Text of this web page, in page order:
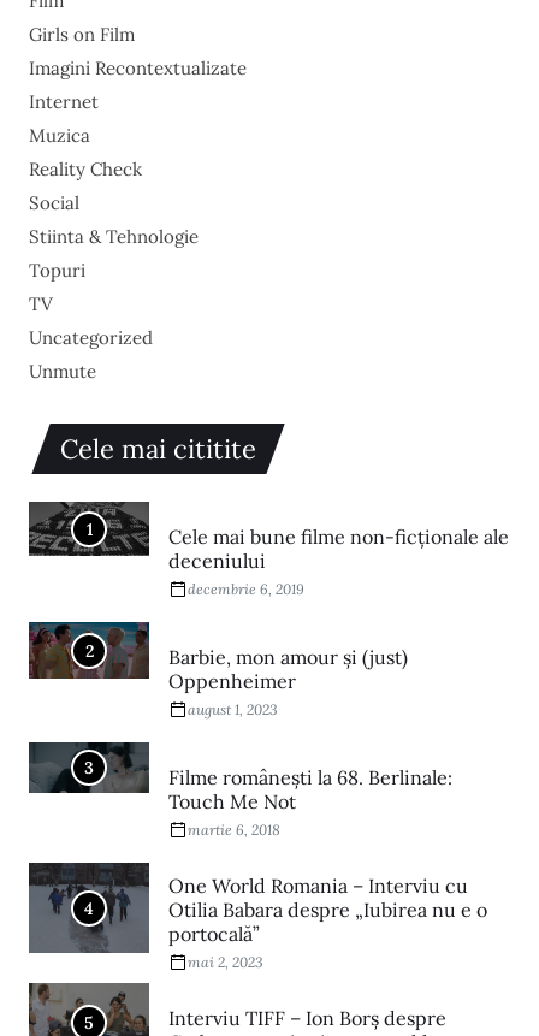
Girls on Film
Imagini Recontextualizate
Internet
Muzica
Reality Check
Social
Stiinta & Tehnologie
Topuri
TV
Uncategorized
Unmute
Cele mai cititite
1
Cele mai bune filme non-ficționale ale
deceniului
decembrie 6, 2019
2
Barbie, mon amour și (just)
Oppenheimer
august 1, 2023
3
Filme româneşti la 68. Berlinale:
Touch Me Not
martie 6, 2018
4
One World Romania – Interviu cu
Otilia Babara despre „Iubirea nu e o
portocală”
mai 2, 2023
5
Interviu TIFF – Ion Borș despre